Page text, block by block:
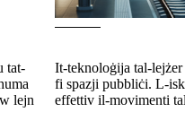
tat-
lejn
It-teknoloġija tal-
fi spazji pubbliċi. L-
effettiv il-movimenti